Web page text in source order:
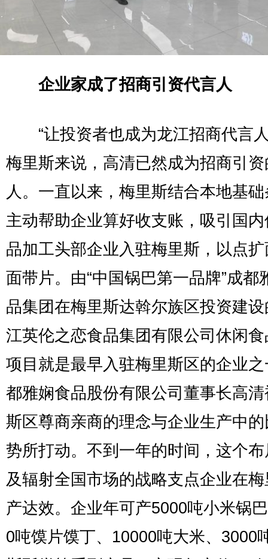
企业家成了招商引资代言人
“让投资者也成为龙江招商代言人
梅里斯来说，高清已然成为招商引
人。一直以来，梅里斯结合本地基
主动帮助企业算好收支账，吸引国
品加工头部企业入驻梅里斯，以点
面带片。由“中国锅巴第一品牌”成都
品集团在梅里斯达斡尔族区投资建
江英伦之恋食品集团有限公司休闲
项目就是最早入驻梅里斯区的企业
都雅娴食品股份有限公司董事长高
斯区尊商亲商的理念与企业生产中
势所打动。不到一年的时间，这个
及辐射全国市场的战略支点企业在
产达效。企业年可产5000吨小米锅
0吨馍片馍丁、10000吨大米、3000